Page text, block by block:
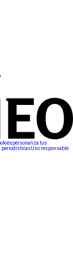
personaliza tus
periodísticasUso responsable